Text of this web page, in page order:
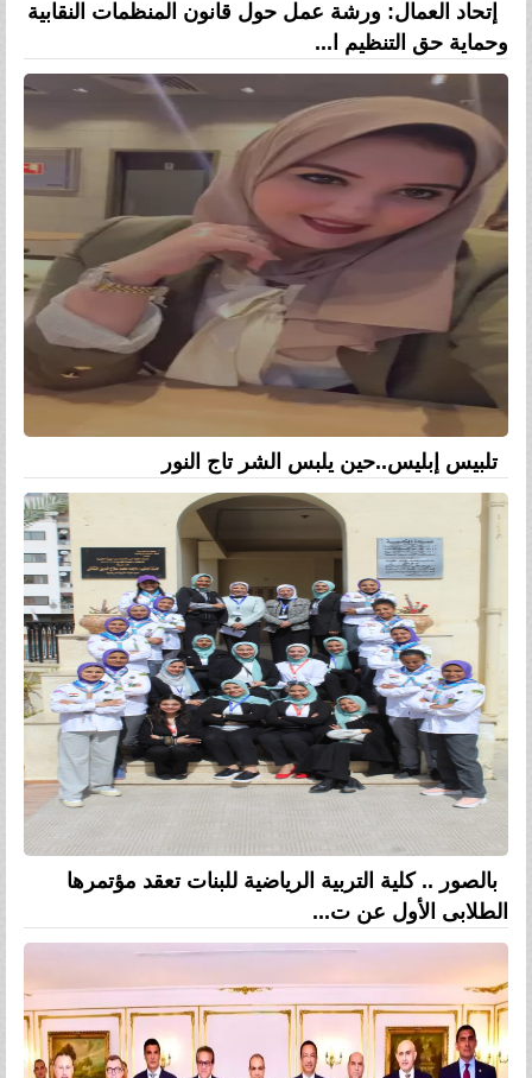
إتحاد العمال: ورشة عمل حول قانون المنظمات النقابية
وحماية حق التنظيم ا...
تلبيس إبليس..حين يلبس الشر تاج النور
بالصور .. كلية التربية الرياضية للبنات تعقد مؤتمرها
الطلابى الأول عن ت...